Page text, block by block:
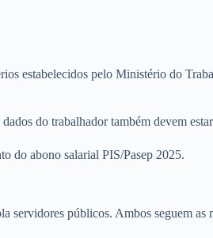
estabelecidos pelo Ministério do
do trabalhador também devem
do abono salarial PIS/Pasep 2025.
públicos. Ambos seguem